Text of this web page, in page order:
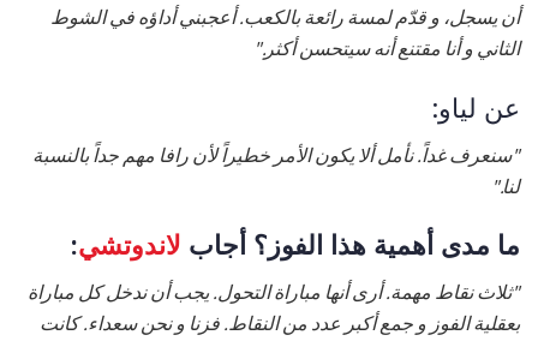
أن يسجل، و قدّم لمسة رائعة بالكعب. أعجبني أداؤه في الشوط
الثاني و أنا مقتنع أنه سيتحسن أكثر."
عن لياو:
"سنعرف غداً. نأمل ألا يكون الأمر خطيراً لأن رافا مهم جداً بالنسبة
لنا."
ما مدى أهمية هذا الفوز؟ أجاب لاندوتشي:
"ثلاث نقاط مهمة. أرى أنها مباراة التحول. يجب أن ندخل كل مباراة
بعقلية الفوز و جمع أكبر عدد من النقاط. فزنا و نحن سعداء. كانت